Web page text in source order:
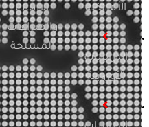
الأمريكية
الدراسات
الأوروبية
الإرهاب
والصراعات
المسلحة